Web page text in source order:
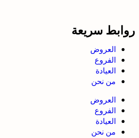
روابط سريعة
العروض
الفروع
العيادة
من نحن
العروض
الفروع
العيادة
من نحن